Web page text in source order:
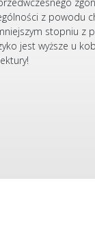
z powodu
stopniu z
jest wyższe u